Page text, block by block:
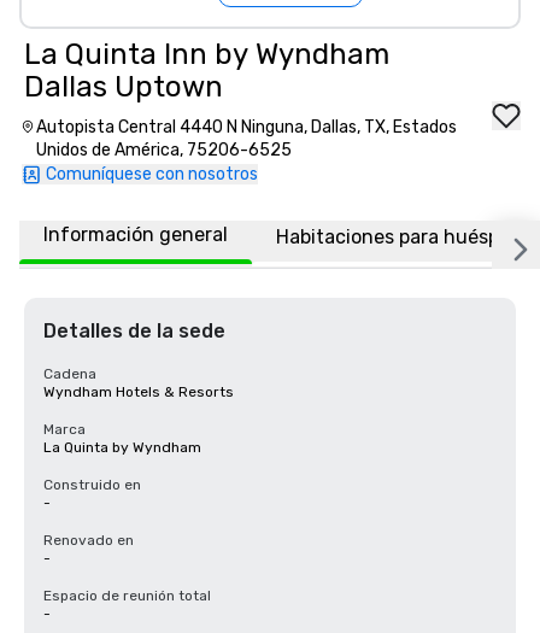
La Quinta Inn by Wyndham
Dallas Uptown
Autopista Central 4440 N Ninguna, Dallas, TX, Estados
Unidos de América, 75206-6525
Comuníquese con nosotros
Información general Habitaciones para
Detalles de la sede
Cadena
Wyndham Hotels & Resorts
Marca
La Quinta by Wyndham
Construido en
-
Renovado en
-
Espacio de reunión total
-